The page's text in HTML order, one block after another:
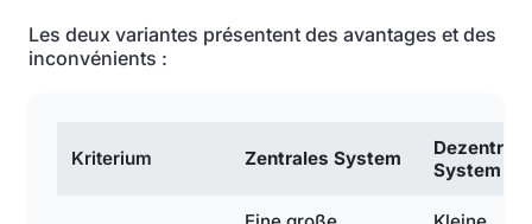
Les deux variantes présentent des avantages et des
inconvénients :
Kriterium Zentrales System
System